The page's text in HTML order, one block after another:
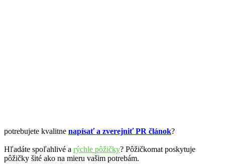
potrebujete kvalitne napísať a zverejniť PR článok?
Hľadáte spoľahlivé a rýchle pôžičky? Pôžičkomat poskytuje
pôžičky šité ako na mieru vašim potrebám.